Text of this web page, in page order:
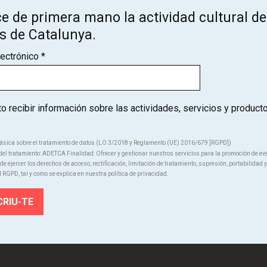
de primera mano la actividad cultural de los teatros de
Quiénes somos
de primera mano la actividad cultural
de Catalunya.
*
recibir información sobre las actividades, servicios y
sobre el tratamiento de datos (LO 3/2018 y Reglamento (UE) 2016/679 ]RGPD])
tratamiento: ADETCA Finalidad: Ofrecer y gestionar nuestros servicios para la promoción de
ejercer los derechos de acceso, rectificación, limitación de tratamiento, supresión, portabilidad y
RGPD, tal y como se explica en nuestra política de privacidad.